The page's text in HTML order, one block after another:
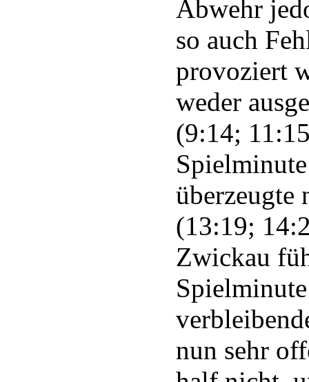
Abwehr
so auch
provoziert
weder
(9:14;
überzeugte
(13:19;
Zwickau
nun sehr